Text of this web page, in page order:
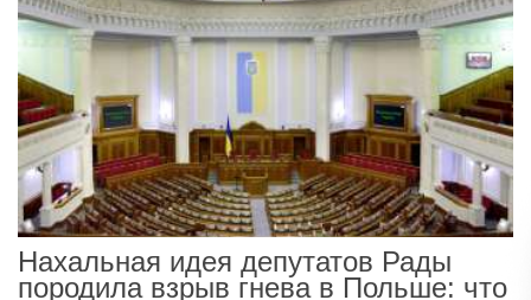
Нахальная идея депутатов Рады
породила взрыв гнева в Польше: что